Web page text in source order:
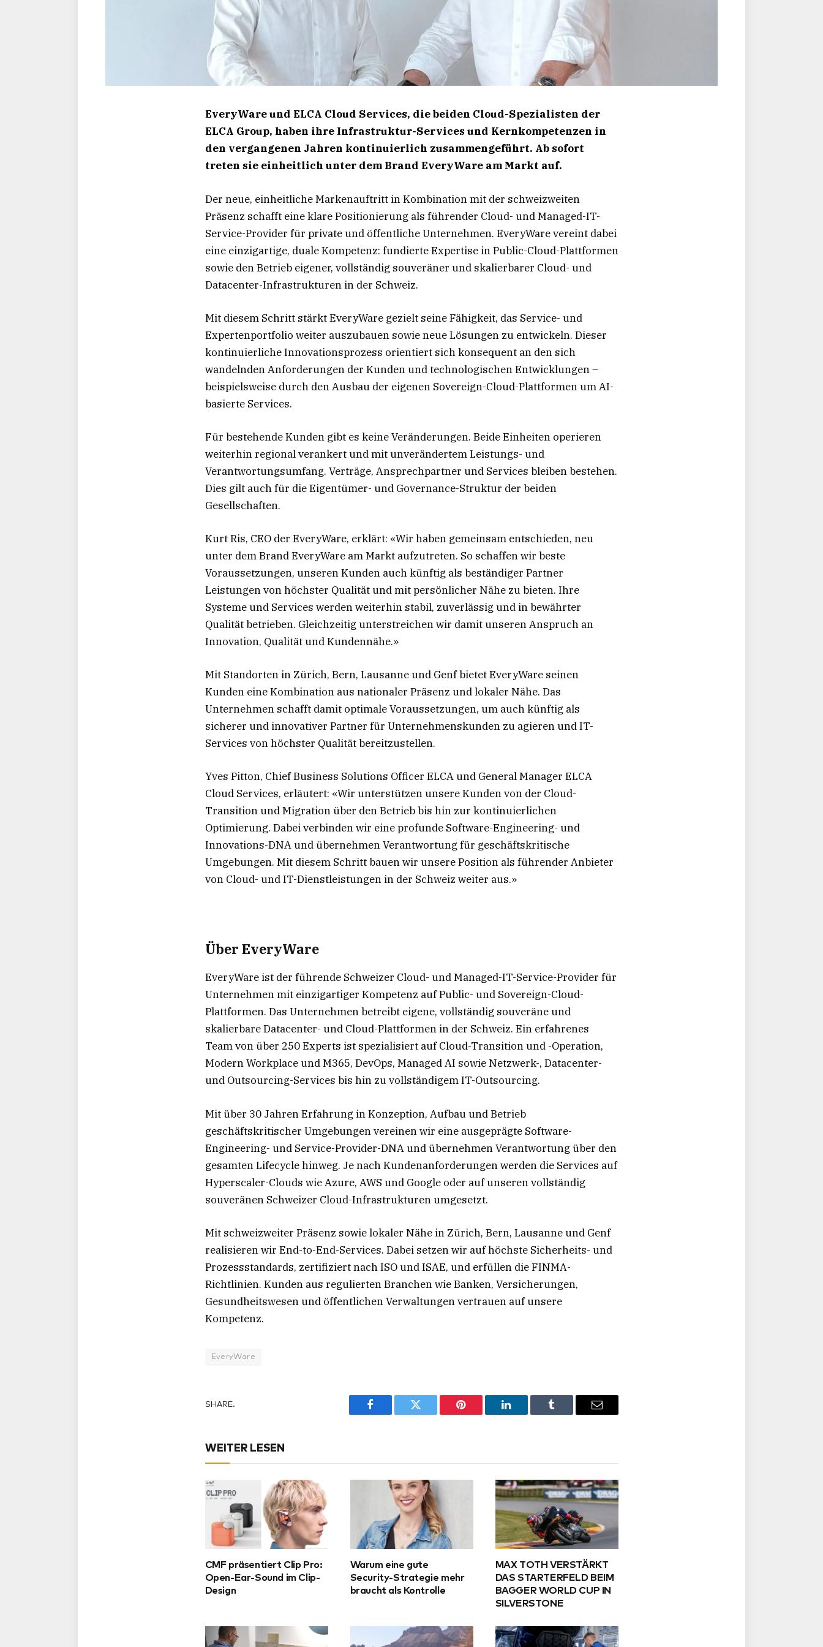
EveryWare und ELCA Cloud Services, die beiden Cloud-Spezialisten der
ELCA Group, haben ihre Infrastruktur-Services und Kernkompetenzen in
den vergangenen Jahren kontinuierlich zusammengeführt. Ab sofort
treten sie einheitlich unter dem Brand EveryWare am Markt auf.
Der neue, einheitliche Markenauftritt in Kombination mit der schweizweiten
Präsenz schafft eine klare Positionierung als führender Cloud- und Managed-IT-
Service-Provider für private und öffentliche Unternehmen. EveryWare vereint dabei
eine einzigartige, duale Kompetenz: fundierte Expertise in Public-Cloud-Plattformen
sowie den Betrieb eigener, vollständig souveräner und skalierbarer Cloud- und
Datacenter-Infrastrukturen in der Schweiz.
Mit diesem Schritt stärkt EveryWare gezielt seine Fähigkeit, das Service- und
Expertenportfolio weiter auszubauen sowie neue Lösungen zu entwickeln. Dieser
kontinuierliche Innovationsprozess orientiert sich konsequent an den sich
wandelnden Anforderungen der Kunden und technologischen Entwicklungen –
beispielsweise durch den Ausbau der eigenen Sovereign-Cloud-Plattformen um AI-
basierte Services.
Für bestehende Kunden gibt es keine Veränderungen. Beide Einheiten operieren
weiterhin regional verankert und mit unverändertem Leistungs- und
Verantwortungsumfang. Verträge, Ansprechpartner und Services bleiben bestehen.
Dies gilt auch für die Eigentümer- und Governance-Struktur der beiden
Gesellschaften.
Kurt Ris, CEO der EveryWare, erklärt: «Wir haben gemeinsam entschieden, neu
unter dem Brand EveryWare am Markt aufzutreten. So schaffen wir beste
Voraussetzungen, unseren Kunden auch künftig als beständiger Partner
Leistungen von höchster Qualität und mit persönlicher Nähe zu bieten. Ihre
Systeme und Services werden weiterhin stabil, zuverlässig und in bewährter
Qualität betrieben. Gleichzeitig unterstreichen wir damit unseren Anspruch an
Innovation, Qualität und Kundennähe.»
Mit Standorten in Zürich, Bern, Lausanne und Genf bietet EveryWare seinen
Kunden eine Kombination aus nationaler Präsenz und lokaler Nähe. Das
Unternehmen schafft damit optimale Voraussetzungen, um auch künftig als
sicherer und innovativer Partner für Unternehmenskunden zu agieren und IT-
Services von höchster Qualität bereitzustellen.
Yves Pitton, Chief Business Solutions Officer ELCA und General Manager ELCA
Cloud Services, erläutert: «Wir unterstützen unsere Kunden von der Cloud-
Transition und Migration über den Betrieb bis hin zur kontinuierlichen
Optimierung. Dabei verbinden wir eine profunde Software-Engineering- und
Innovations-DNA und übernehmen Verantwortung für geschäftskritische
Umgebungen. Mit diesem Schritt bauen wir unsere Position als führender Anbieter
von Cloud- und IT-Dienstleistungen in der Schweiz weiter aus.»
Über EveryWare
EveryWare ist der führende Schweizer Cloud- und Managed-IT-Service-Provider für
Unternehmen mit einzigartiger Kompetenz auf Public- und Sovereign-Cloud-
Plattformen. Das Unternehmen betreibt eigene, vollständig souveräne und
skalierbare Datacenter- und Cloud-Plattformen in der Schweiz. Ein erfahrenes
Team von über 250 Experts ist spezialisiert auf Cloud-Transition und -Operation,
Modern Workplace und M365, DevOps, Managed AI sowie Netzwerk-, Datacenter-
und Outsourcing-Services bis hin zu vollständigem IT-Outsourcing.
Mit über 30 Jahren Erfahrung in Konzeption, Aufbau und Betrieb
geschäftskritischer Umgebungen vereinen wir eine ausgeprägte Software-
Engineering- und Service-Provider-DNA und übernehmen Verantwortung über den
gesamten Lifecycle hinweg. Je nach Kundenanforderungen werden die Services auf
Hyperscaler-Clouds wie Azure, AWS und Google oder auf unseren vollständig
souveränen Schweizer Cloud-Infrastrukturen umgesetzt.
Mit schweizweiter Präsenz sowie lokaler Nähe in Zürich, Bern, Lausanne und Genf
realisieren wir End-to-End-Services. Dabei setzen wir auf höchste Sicherheits- und
Prozessstandards, zertifiziert nach ISO und ISAE, und erfüllen die FINMA-
Richtlinien. Kunden aus regulierten Branchen wie Banken, Versicherungen,
Gesundheitswesen und öffentlichen Verwaltungen vertrauen auf unsere
Kompetenz.
EveryWare
SHARE.
Facebook Twitter Pinterest LinkedIn Tumblr Email
WEITER LESEN
CMF präsentiert Clip Pro:
Open-Ear-Sound im Clip-
Design
Warum eine gute
Security-Strategie mehr
braucht als Kontrolle
MAX TOTH VERSTÄRKT
DAS STARTERFELD BEIM
BAGGER WORLD CUP IN
SILVERSTONE